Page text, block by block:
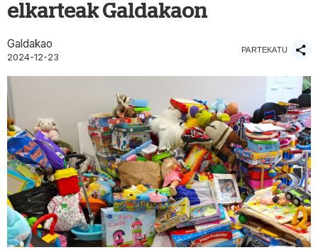
elkarteak Galdakaon
Galdakao
2024-12-23
PARTEKATU